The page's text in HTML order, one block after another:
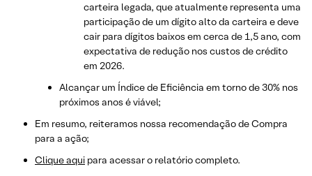
carteira legada, que atualmente representa uma
participação de um dígito alto da carteira e deve
cair para dígitos baixos em cerca de 1,5 ano, com
expectativa de redução nos custos de crédito
em 2026.
Alcançar um Índice de Eficiência em torno de 30% nos
próximos anos é viável;
Em resumo, reiteramos nossa recomendação de Compra
para a ação;
Clique aqui para acessar o relatório completo.